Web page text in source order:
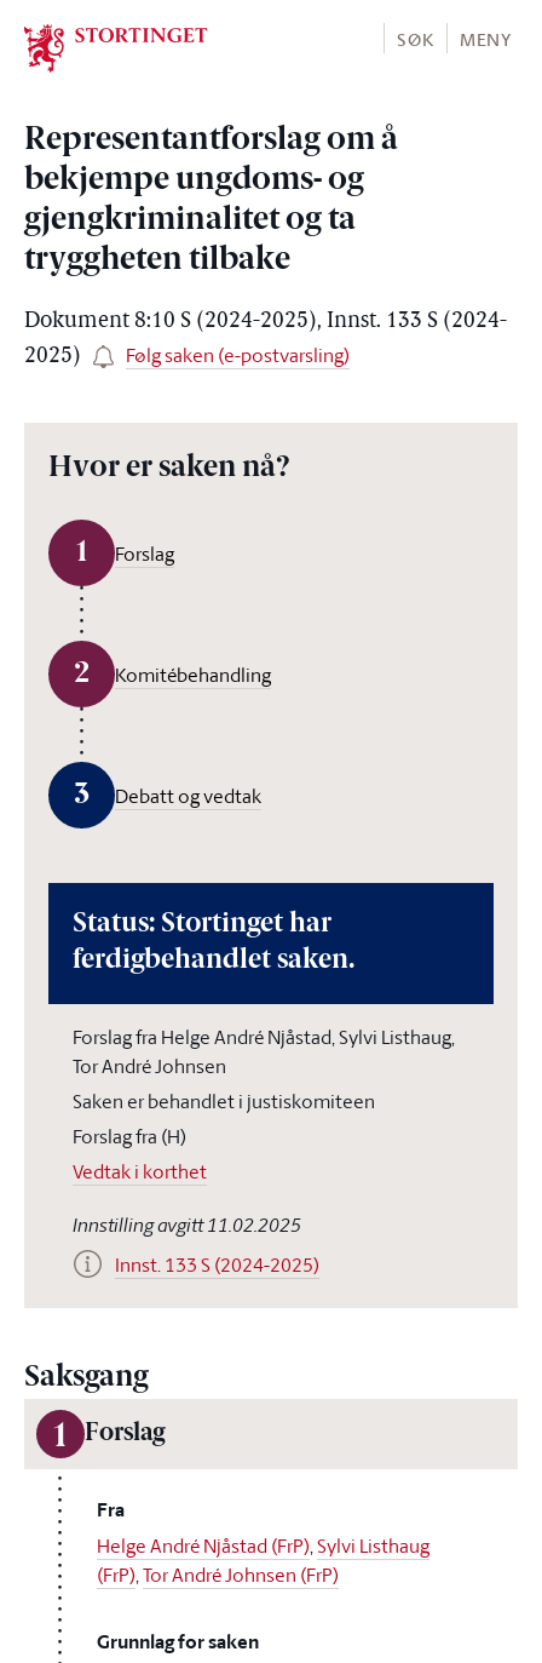
Stortinget.no
SØK MENY
Representantforslag om å
bekjempe ungdoms- og
gjengkriminalitet og ta
tryggheten tilbake
Dokument 8:10 S (2024-2025), Innst. 133 S (2024-
2025)
Følg saken (e-postvarsling)
Hvor er saken nå?
1 Forslag
2 Komitébehandling
3 Debatt og vedtak
Status: Stortinget har
ferdigbehandlet saken.
Forslag fra Helge André Njåstad, Sylvi Listhaug,
Tor André Johnsen
Saken er behandlet i justiskomiteen
Forslag fra (H)
Vedtak i korthet
Innstilling avgitt 11.02.2025
Innst. 133 S (2024-2025)
Saksgang
1 Forslag
Fra
Helge André Njåstad (FrP),Sylvi Listhaug
(FrP),Tor André Johnsen (FrP)
Grunnlag for saken